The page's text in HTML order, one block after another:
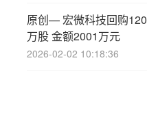
原创— 宏微科技回购120
万股 金额2001万元
2026-02-02 10:18:36